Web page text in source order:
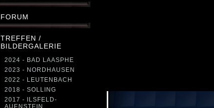
FORUM
TREFFEN /
BILDERGALERIE
2024 - BAD LAASPHE
2023 - NORDHAUSEN
2022 - LEUTENBACH
2018 - SOLLING
2017 - ILSFELD-
AUENSTEIN